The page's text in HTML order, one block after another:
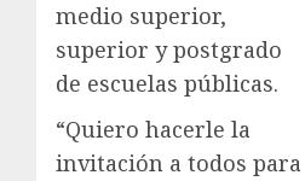
medio superior,
superior y postgrado
de escuelas públicas.
“Quiero hacerle la
invitación a todos para